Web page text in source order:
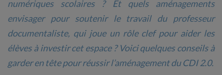
numériques scolaires ? Et quels aménagements
envisager pour soutenir le travail du professeur
documentaliste, qui joue un rôle clef pour aider les
élèves à investir cet espace ? Voici quelques conseils à
garder en tête pour réussir l’aménagement du CDI 2.0.